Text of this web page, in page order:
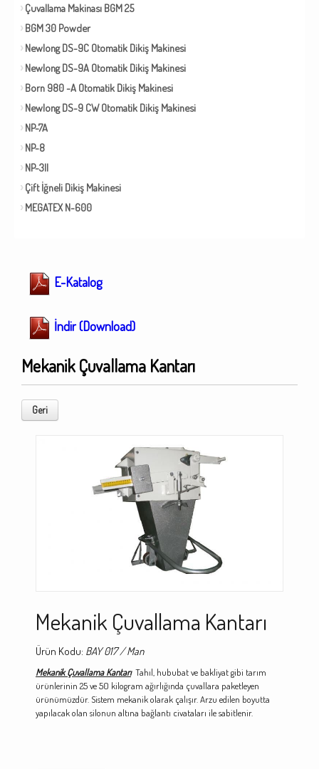
Çuvallama Makinası BGM 25
BGM 30 Powder
Newlong DS-9C Otomatik Dikiş Makinesi
Newlong DS-9A Otomatik Dikiş Makinesi
Born 980 -A Otomatik Dikiş Makinesi
Newlong DS-9 CW Otomatik Dikiş Makinesi
NP-7A
NP-8
NP-3II
Çift İğneli Dikiş Makinesi
MEGATEX N-600
E-Katalog
İndir (Download)
Mekanik Çuvallama Kantarı
Geri
Mekanik Çuvallama Kantarı
Ürün Kodu: BAY 017 / Man
Mekanik Çuvallama Kantarı Tahıl, hububat ve bakliyat gibi tarım
ürünlerinin 25 ve 50 kilogram ağırlığında çuvallara paketleyen
ürünümüzdür. Sistem mekanik olarak çalışır. Arzu edilen boyutta
yapılacak olan silonun altına bağlantı civataları ile sabitlenir.